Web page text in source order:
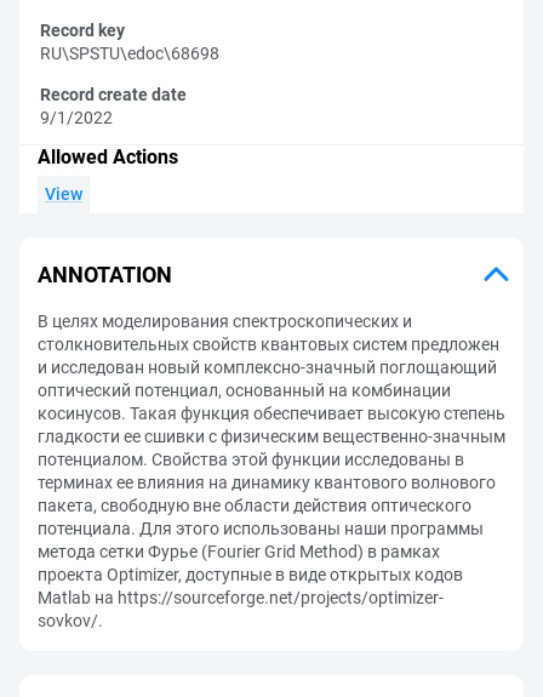
Record key
RU\SPSTU\edoc\68698
Record create date
9/1/2022
Allowed Actions
View
ANNOTATION
В целях моделирования спектроскопических и
столкновительных свойств квантовых систем предложен
и исследован новый комплексно-значный поглощающий
оптический потенциал, основанный на комбинации
косинусов. Такая функция обеспечивает высокую степень
гладкости ее сшивки с физическим вещественно-значным
потенциалом. Свойства этой функции исследованы в
терминах ее влияния на динамику квантового волнового
пакета, свободную вне области действия оптического
потенциала. Для этого использованы наши программы
метода сетки Фурье (Fourier Grid Method) в рамках
проекта Optimizer, доступные в виде открытых кодов
Matlab на https://sourceforge.net/projects/optimizer-
sovkov/.